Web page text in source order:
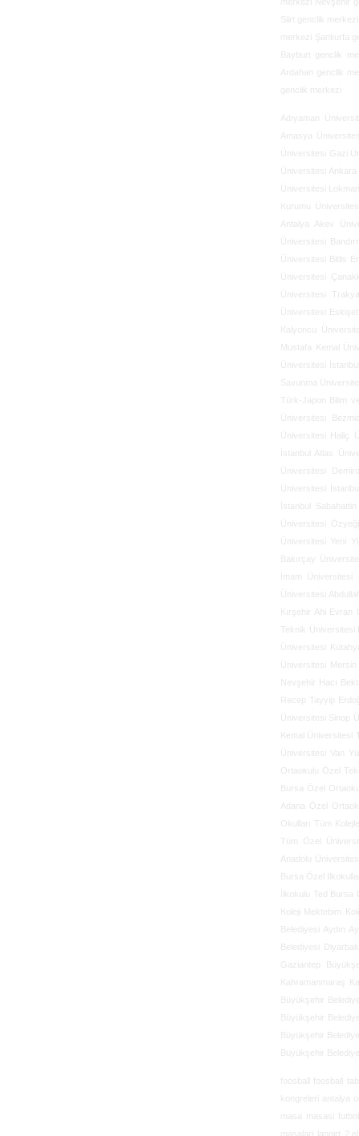
Siirt genclik
merkezi Şanlıurfa
Bayburt genclik
Ardahan genclik
genclik merkezi
Adıyaman
Amasya
Üniversitesi
Gazi
Üniversitesi
Ankara
Üniversitesi
Kurumu
Antalya Akev
Üniversitesi
Üniversitesi
Bitlis
Üniversitesi
Üniversitesi
Üniversitesi
Kalyoncu
Mustafa Kemal
Üniversitesi
Savunma
Türk-Japon Bilim
Üniversitesi
Üniversitesi
Haliç
İstanbul Atlas
Üniversitesi
Üniversitesi
İstanbul
Üniversitesi
Üniversitesi
Yeni
Bakırçay
İmam Üniversitesi
Üniversitesi
Kırşehir Ahi Evran
Teknik Üniversitesi
Üniversitesi
Üniversitesi
Nevşehir Hacı
Recep Tayyip
Üniversitesi
Sinop
Kemal Üniversitesi
Üniversitesi
Van
Ortaokulu
Özel
Bursa Özel
Adana Özel
Okulları
Tüm
Tüm Özel
Anadolu
Bursa Özel
İlkokulu
Ted Bursa
Koleji
Mektebim
Belediyesi
Aydın
Belediyesi
Gaziantep
Kahramanmaraş
Büyükşehir
Büyükşehir
Büyükşehir
Büyükşehir
foosball foosball
kongreleri antalya
masa masasi
masalari langirt